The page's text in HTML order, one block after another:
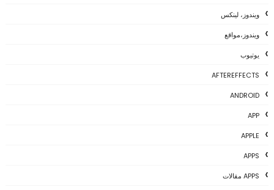
ويندوز، لينكس
ويندوز،مواقع
يوتيوب
AFTEREFFECTS
ANDROID
APP
APPLE
APPS
APPS مقالات